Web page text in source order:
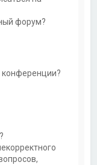
форум?